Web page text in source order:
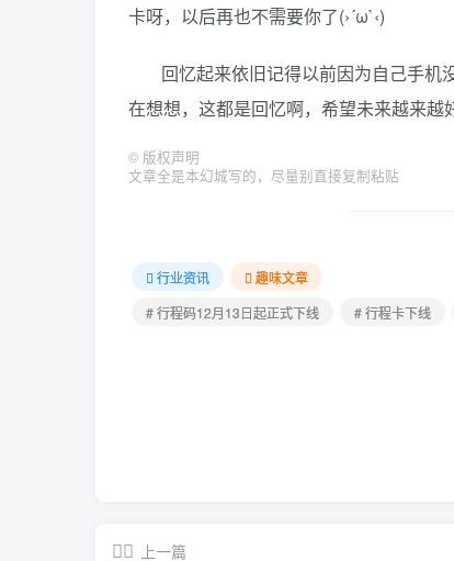
卡呀，以后再也不需要你了(›´ω`‹)
回忆起来依旧记得以前因为自己手机
在想想，这都是回忆啊，希望未来越来越
© 版权声明
文章全是本幻城写的，尽量别直接复制粘贴
行业资讯
趣味文章
# 行程码12月13日起正式下线
# 行程卡下线
上一篇